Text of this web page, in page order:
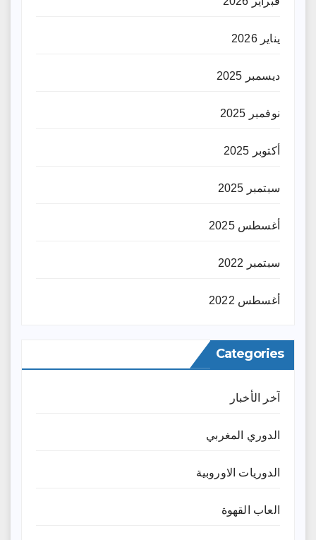
يناير 2026
ديسمبر 2025
نوفمبر 2025
أكتوبر 2025
سبتمبر 2025
أغسطس 2025
سبتمبر 2022
أغسطس 2022
Categories
آخر الأخبار
الدوري المغربي
الدوريات الاوروبية
العاب القهوة